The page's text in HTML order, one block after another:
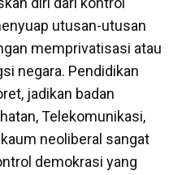
utusan-utusan
memprivatisasi atau
negara. Pendidikan
jadikan badan
Telekomunikasi,
neoliberal sangat
demokrasi yang